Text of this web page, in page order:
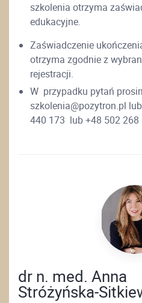
szkolenia otrzyma
edukacyjne.
Zaświadczenie
otrzyma zgodnie z
rejestracji.
W przypadku pytań
szkolenia@pozytron.pl
440 173 lub +48 502 268
dr n. med. Anna
Stróżyńska-